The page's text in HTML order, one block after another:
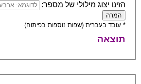
הזינו יצוג מילולי של מספר:
* עובד בעברית (שפות נוספות בפיתוח)
תוצאה